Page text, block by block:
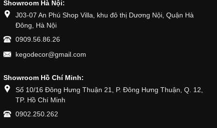
Showroom Hà Nội:
J03-07 An Phú Shop Villa, khu đô thị Dương Nội, Quận Hà
Đông, Hà Nội
0909.56.86.26
kegodecor@gmail.com
Showroom Hồ Chí Minh:
Số 10/16 Đông Hưng Thuận 21, P. Đông Hưng Thuận, Q. 12,
TP. Hồ Chí Minh
0902.250.262